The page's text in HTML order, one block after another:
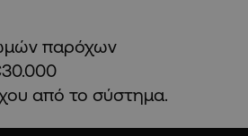
παρόχων
από το σύστημα.